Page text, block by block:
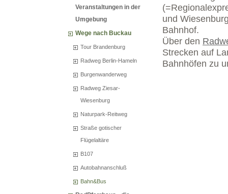
Veranstaltungen in der
Umgebung
Wege nach Buckau
Tour Brandenburg
Radweg Berlin-Hameln
Burgenwanderweg
Radweg Ziesar-
Wiesenburg
Naturpark-Reitweg
Straße gotischer
Flügelaltäre
B107
Autobahnanschluß
Bahn&Bus
und
Bahnhof.
Über den
Strecken auf
Bahnhöfen zu